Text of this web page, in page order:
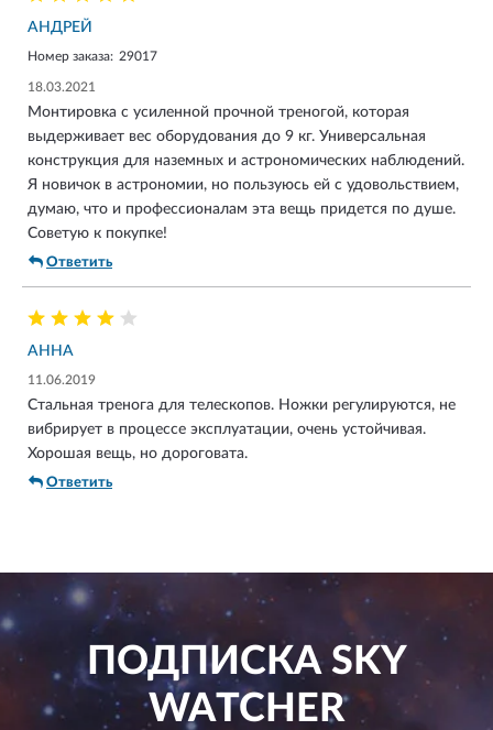
АНДРЕЙ
Номер заказа: 29017
18.03.2021
Монтировка с усиленной прочной треногой, которая
выдерживает вес оборудования до 9 кг. Универсальная
конструкция для наземных и астрономических наблюдений.
Я новичок в астрономии, но пользуюсь ей с удовольствием,
думаю, что и профессионалам эта вещь придется по душе.
Советую к покупке!
Ответить
АННА
11.06.2019
Стальная тренога для телескопов. Ножки регулируются, не
вибрирует в процессе эксплуатации, очень устойчивая.
Хорошая вещь, но дороговата.
Ответить
ПОДПИСКАSKY
WATCHER